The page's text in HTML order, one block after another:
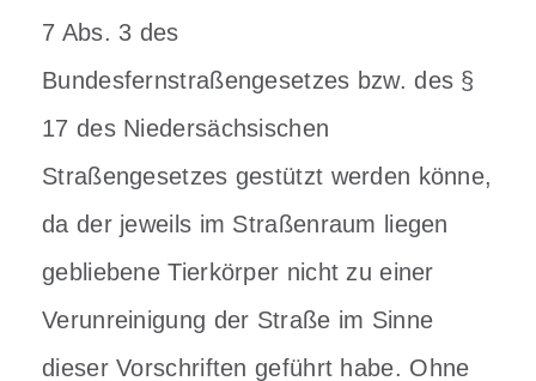
7 Abs. 3 des
Bundesfernstraßengesetzes bzw. des §
17 des Niedersächsischen
Straßengesetzes gestützt werden könne,
da der jeweils im Straßenraum liegen
gebliebene Tierkörper nicht zu einer
Verunreinigung der Straße im Sinne
dieser Vorschriften geführt habe. Ohne